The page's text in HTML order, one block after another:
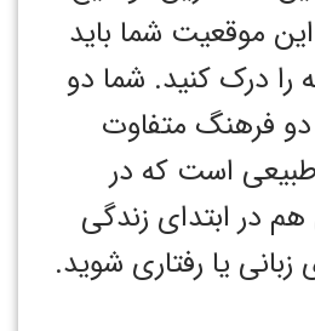
موقعیت شما باید
را درک کنید. شما دو
فرهنگ متفاوت
است که در
هم در ابتدای زندگی
یا رفتاری شوید.